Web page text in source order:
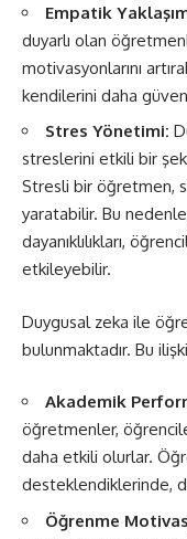
Empatik
duyarlı olan
motivasyonlarını
kendilerini daha
Stres Yönetimi:
streslerini etkili bir
Stresli bir öğretmen,
yaratabilir. Bu
dayanıklılıkları,
etkileyebilir.
Duygusal zeka ile
bulunmaktadır. Bu
Akademik
öğretmenler,
daha etkili olurlar.
desteklendiklerinde,
Öğrenme